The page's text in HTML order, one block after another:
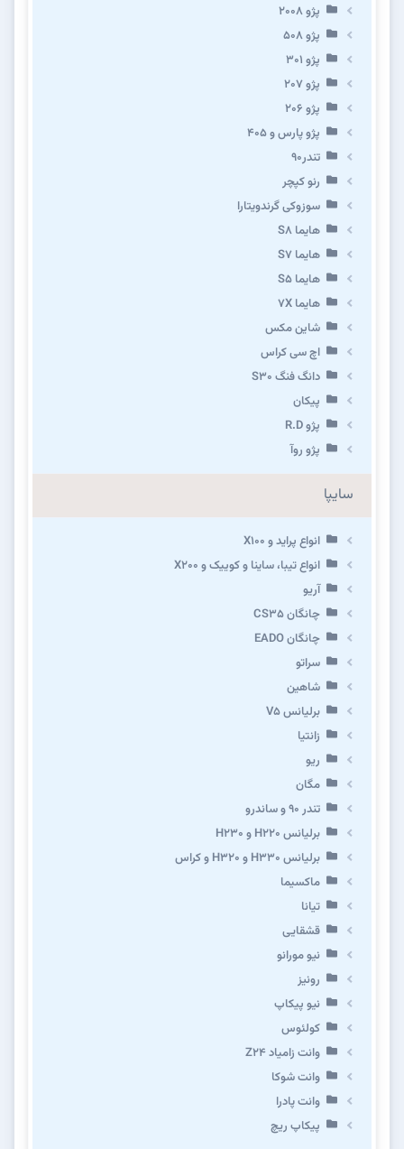
پژو ۲۰۰۸
پژو ۵۰۸
پژو 301
پژو ۲۰۷
پژو ۲۰۶
پژو پارس و ۴۰۵
تندر۹۰
رنو کپچر
سوزوکی گرندویتارا
هایما S8
هایما S7
هایما S5
هایما 7X
شاین مکس
اچ سی کراس
دانگ فنگ S30
پیکان
پژو R.D
پژو روآ
سایپا
انواع پراید و X100
انواع تیبا، ساینا و کوییک و X200
آریو
چانگان CS35
چانگان EADO
سراتو
شاهین
برلیانس V5
زانتیا
ریو
مگان
تندر ۹۰ و ساندرو
برلیانس H220 و H230
برلیانس H330 و H320 و کراس
ماکسیما
تیانا
قشقایی
نیو مورانو
رونیز
نیو پیکاپ
كولئوس
وانت زامیاد Z24
وانت شوکا
وانت پادرا
پیکاپ ریچ